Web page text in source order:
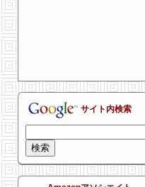
サイト内検索